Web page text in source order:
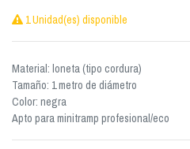
1 Unidad(es) disponible
Material: loneta (tipo cordura)
Tamaño: 1 metro de diámetro
Color: negra
Apto para minitramp profesional/eco